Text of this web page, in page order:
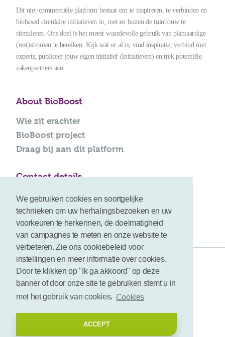
We gebruiken cookies en soortgelijke
technieken om uw herhalingsbezoeken en uw
voorkeuren te herkennen, de doelmatigheid
van campagnes te meten en onze website te
verbeteren. Zie ons cookiebeleid voor
instellingen en meer informatie over cookies.
Door te klikken op "Ik ga akkoord" op deze
banner of door onze site te gebruiken stemt u in
met het gebruik van cookies. Cookies
ACCEPT
Dit niet-commerciële platform bestaat om te inspireren, te verbinden en
biobased circulaire initiatieven in, met en buiten de tuinbouw te
stimuleren. Ons doel is het meest waardevolle gebruik van plantaardige
(rest)stromen te bereiken. Kijk wat er al is, vind inspiratie, verbind met
experts, publiceer jouw eigen initiatief (initiatieven) en trek potentiële
zakenpartners aan.
About BioBoost
Wie zit erachter
BioBoost project
Draag bij aan dit platform
Contact details
info@bioboost-platform.com
Gebruiksvoorwaarden
Disclaimer